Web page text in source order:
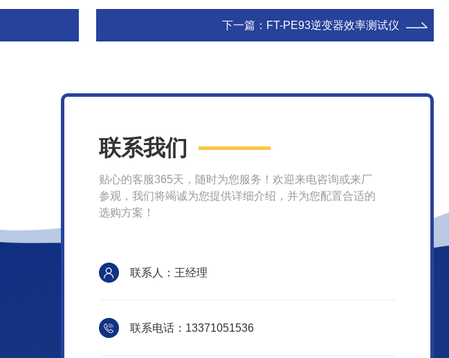
下一篇： FT-PE93逆变器效率测试仪
联系我们
贴心的客服365天，随时为您服务！欢迎来电咨询或来厂
参观，我们将竭诚为您提供详细介绍，并为您配置合适的
选购方案！
联系人：王经理
联系电话：13371051536